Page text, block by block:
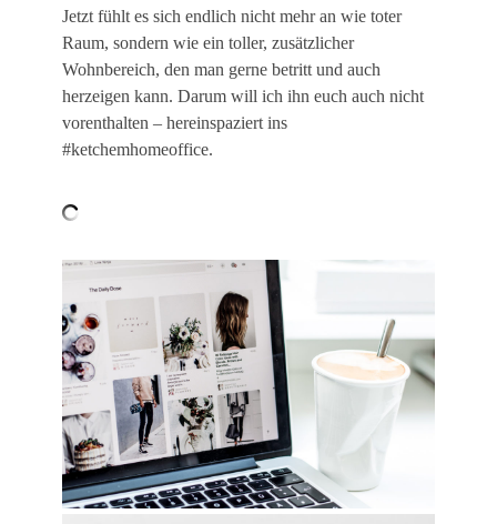
Jetzt fühlt es sich endlich nicht mehr an wie toter
Raum, sondern wie ein toller, zusätzlicher
Wohnbereich, den man gerne betritt und auch
herzeigen kann. Darum will ich ihn euch auch nicht
vorenthalten – hereinspaziert ins
#ketchemhomeoffice.